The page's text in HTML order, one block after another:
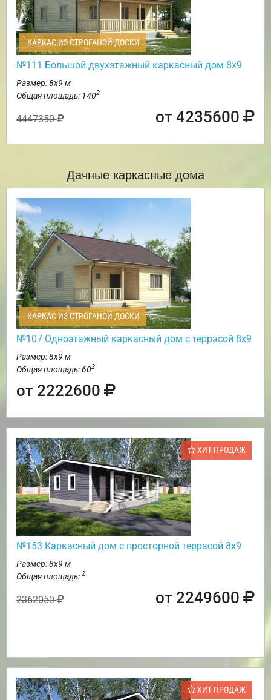
КАРКАС ИЗ СТРОГАНОЙ ДОСКИ
№111 Большой двухэтажный каркасный дом 8х9
Размер: 8х9 м
Общая площадь: 1402
4447350 от 4235600
Дачные каркасные дома
КАРКАС ИЗ СТРОГАНОЙ ДОСКИ
№107 Одноэтажный каркасный дом с террасой 8х9
Размер: 8х9 м
Общая площадь: 602
от 2222600
ХИТ ПРОДАЖ
№153 Каркасный дом с просторной террасой 8х9
Размер: 8х9 м
Общая площадь: 2
2362050 от 2249600
ХИТ ПРОДАЖ